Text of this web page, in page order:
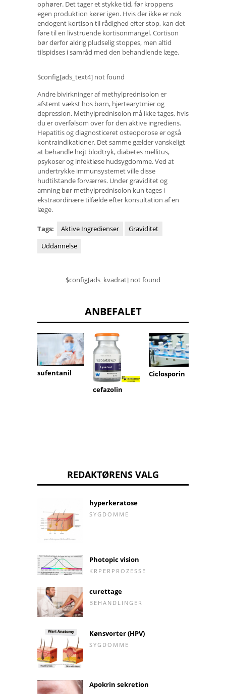
ophører. Det tager et stykke tid, før kroppens
egen produktion kører igen. Hvis der ikke er nok
endogent kortison til rådighed efter stop, kan det
føre til en livstruende kortisonmangel. Cortison
bør derfor aldrig pludselig stoppes, men altid
tilspidses i samråd med den behandlende læge.
$config[ads_text4] not found
Andre bivirkninger af methylprednisolon er
afstemt vækst hos børn, hjertearytmier og
depression. Methylprednisolon må ikke tages, hvis
du er overfølsom over for den aktive ingrediens.
Hepatitis og diagnosticeret osteoporose er også
kontraindikationer. Det samme gælder vanskeligt
at behandle højt blodtryk, diabetes mellitus,
psykoser og infektiøse hudsygdomme. Ved at
undertrykke immunsystemet ville disse
hudtilstande forværres. Under graviditet og
amning bør methylprednisolon kun tages i
ekstraordinære tilfælde efter konsultation af en
læge.
Tags: Aktive Ingredienser
Graviditet
Uddannelse
$config[ads_kvadrat] not found
ANBEFALET
sufentanil
cefazolin
Ciclosporin
REDAKTØRENS VALG
hyperkeratose
SYGDOMME
Photopic vision
KRPERPROZESSE
curettage
BEHANDLINGER
Kønsvorter (HPV)
SYGDOMME
Apokrin sekretion